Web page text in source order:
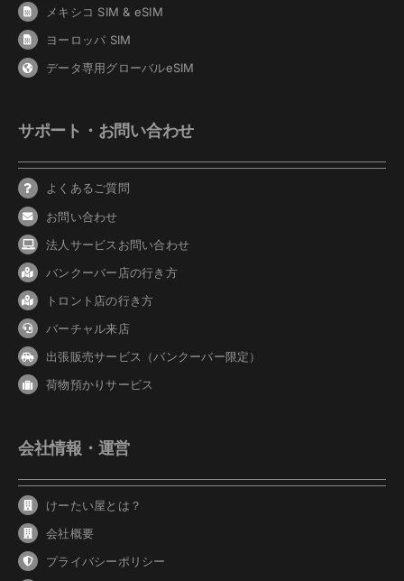
メキシコ SIM & eSIM
ヨーロッパ SIM
データ専用グローバルeSIM
サポート・お問い合わせ
よくあるご質問
お問い合わせ
法人サービスお問い合わせ
バンクーバー 店の行き方
トロント店の行き方
バーチャル来店
出張販売サービス（バンクーバー限定）
荷物預かりサービス
会社情報・運営
けーたい屋とは？
会社概要
プライバシーポリシー